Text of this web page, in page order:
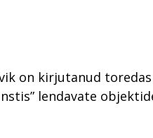
on kirjutanud toredas
lendavate